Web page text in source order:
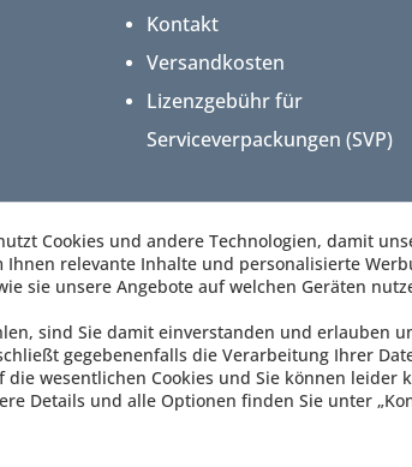
Kontakt
Versandkosten
Lizenzgebühr für
Serviceverpackungen (SVP)
Cookies und andere Technologien, damit
relevante Inhalte und personalisierte
sie unsere Angebote auf welchen Geräten
sind Sie damit einverstanden und erlauben
gegebenenfalls die Verarbeitung Ihrer
wesentlichen Cookies und Sie können leider
Details und alle Optionen finden Sie unter